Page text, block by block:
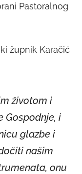
Pastoralnog
župnik Karačić
životom i
Gospodnje, i
glazbe i
našim
onu